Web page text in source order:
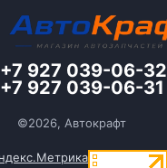
+7 927 039-06-32
+7 927 039-06-31
©2026, Автокрафт